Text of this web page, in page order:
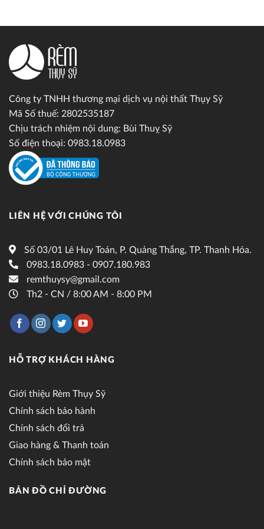
Công ty TNHH thương mại dịch vụ nội thất Thụy Sỹ
Mã Số thuế: 2802535187
Chịu trách nhiệm nội dung: Bùi Thuỵ Sỹ
Số điện thoại: 0983.18.0983
LIÊN HỆ VỚI CHÚNG TÔI
Số 03/01 Lê Huy Toán, P. Quảng Thắng, TP. Thanh Hóa.
0983.18.0983 - 0907.180.983
remthuysy@gmail.com
Th2 - CN / 8:00 AM - 8:00 PM
HỖ TRỢ KHÁCH HÀNG
Giới thiệu Rèm Thụy Sỹ
Chính sách bảo hành
Chính sách đổi trả
Giao hàng & Thanh toán
Chính sách bảo mật
BẢN ĐỒ CHỈ ĐƯỜNG